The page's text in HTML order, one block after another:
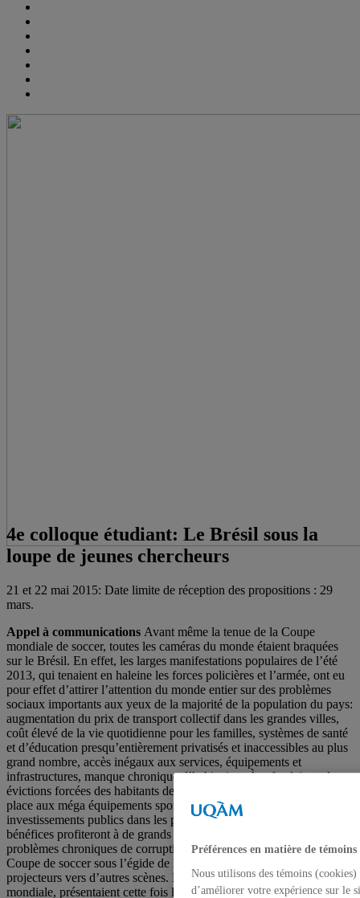
4e colloque étudiant: Le Brésil sous la
loupe de jeunes chercheurs
21 et 22 mai 2015: Date limite de réception des propositions : 29
mars.
Appel à communications Avant même la tenue de la Coupe
mondiale de soccer, toutes les caméras du monde étaient braquées
sur le Brésil. En effet, les larges manifestations populaires de l’été
2013, qui tenaient en haleine les forces policières et l’armée, ont eu
pour effet d’attirer l’attention du monde entier sur des problèmes
sociaux importants aux yeux de la majorité de la population du pays:
augmentation du prix de transport collectif dans les grandes villes,
coût élevé de la vie quotidienne pour les familles, systèmes de santé
et d’éducation presqu’entièrement privatisés et inaccessibles au plus
grand nombre, accès inégaux aux services, équipements et
infrastructures, manque chronique d’habitation. À cela s’ajoute les
évictions forcées des habitants de quartiers populaires pour faire
place aux méga équipements sportifs et aux infrastructures, les
investissements publics dans les projets et équipements dont les
bénéfices profiteront à de grands promoteurs, et bien sûr les
problèmes chroniques de corruption. Un an plus tard, la tenue de la
Coupe de soccer sous l’égide de la FIFA, à l’été 2014, entraînait les
projecteurs vers d’autres scènes. Les images, diffusées à l’échelle
mondiale, présentaient cette fois les splendeurs de ce pays qui fait
Préférences en matière de témoins
Nous utilisons des témoins
d’améliorer votre expérience sur le